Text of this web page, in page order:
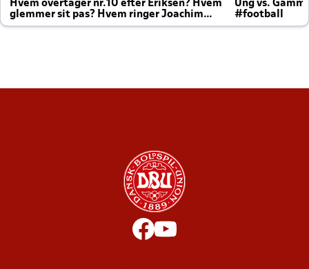
Hvem overtager nr.10 efter Eriksen? Hvem
glemmer sit pas? Hvem ringer Joachim
altid til efter kampe?
Ung vs.
#football